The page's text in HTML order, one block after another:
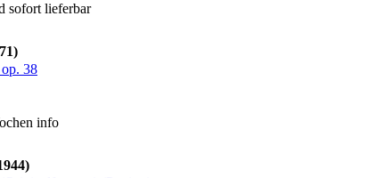
sofort lieferbar
38
info